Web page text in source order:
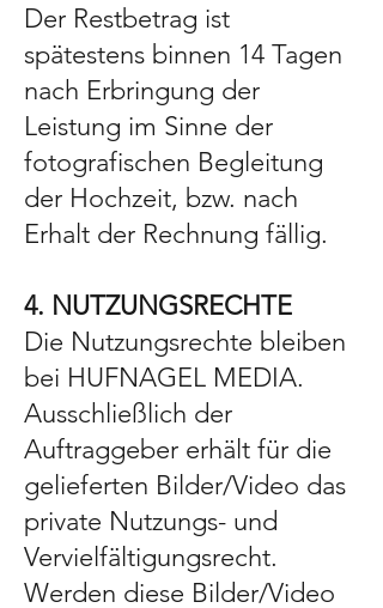
Der Restbetrag ist
spätestens binnen 14 Tagen
nach Erbringung der
Leistung im Sinne der
fotografischen Begleitung
der Hochzeit, bzw. nach
Erhalt der Rechnung fällig.
4. NUTZUNGSRECHTE
Die Nutzungsrechte bleiben
bei HUFNAGEL MEDIA.
Ausschließlich der
Auftraggeber erhält für die
gelieferten Bilder/Video das
private Nutzungs- und
Vervielfältigungsrecht.
Werden diese Bilder/Video